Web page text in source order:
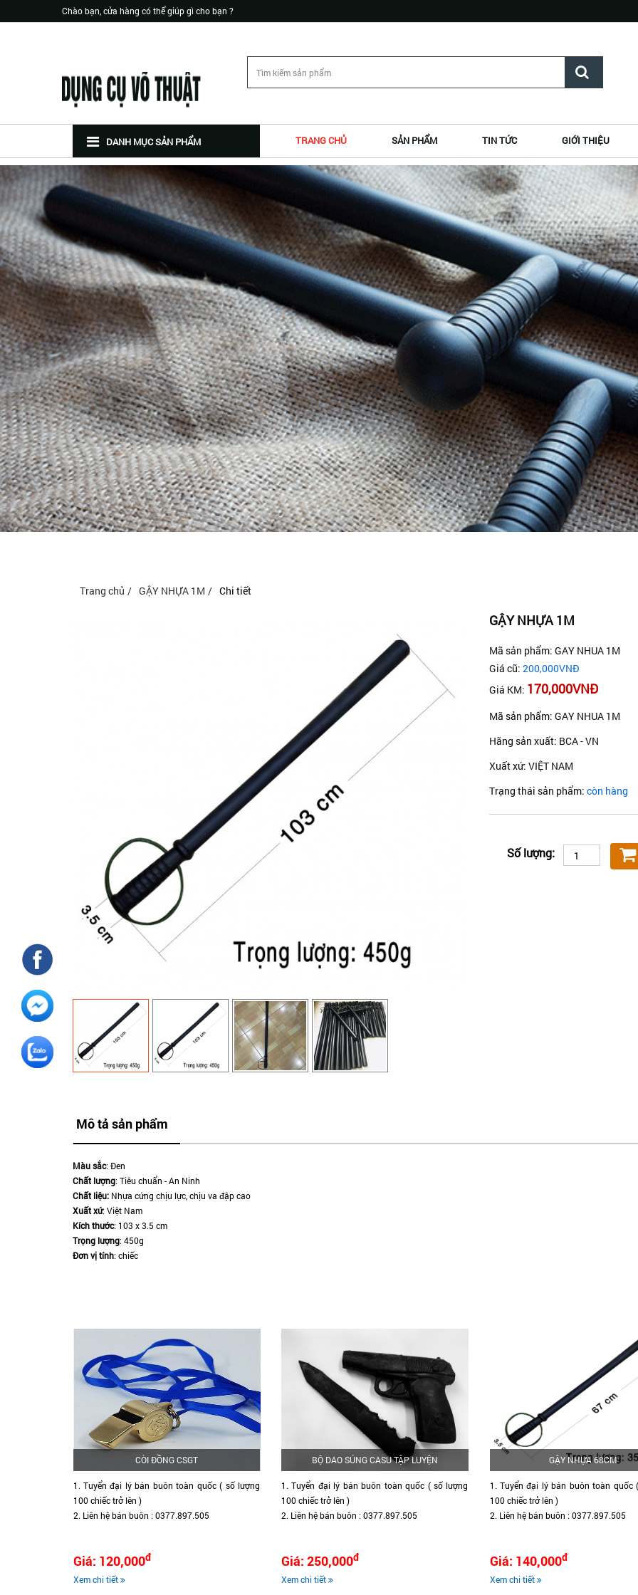
Chào bạn, cửa hàng có thể giúp gì cho bạn ?
DANH MỤC SẢN PHẨM TRANG CHỦ SẢN PHẨM TIN TỨC GIỚI THIỆU
Trang chủ GẬY NHỰA 1M Chi tiết
GẬY NHỰA 1M
Mã sản phẩm: GAY NHUA 1M
Giá cũ: 200,000VNĐ
Giá KM: 170,000VNĐ
Mã sản phẩm: GAY NHUA 1M
Hãng sản xuất: BCA - VN
Xuất xứ: VIỆT NAM
Trạng thái sản phẩm: còn hàng
Số lượng:
Mô tả sản phẩm
Màu sắc: Đen
Chất lượng: Tiêu chuẩn - An Ninh
Chất liệu: Nhựa cứng chịu lực, chịu va đập cao
Xuất xứ: Việt Nam
Kích thước: 103 x 3.5 cm
Trọng lượng: 450g
Đơn vị tính: chiếc
CÒI ĐỒNG CSGT
1. Tuyển đại lý bán buôn toàn quốc ( số lượng
100 chiếc trở lên )
2. Liên hệ bán buôn : 0377.897.505
Giá: 120,000đ
Xem chi tiết
BỘ DAO SÚNG CASU TẬP LUYỆN
1. Tuyển đại lý bán buôn toàn quốc ( số lượng
100 chiếc trở lên )
2. Liên hệ bán buôn : 0377.897.505
Giá: 250,000đ
Xem chi tiết
GẬY NHỰA 68CM
1. Tuyển đại lý bán buôn toàn quốc
100 chiếc trở lên )
2. Liên hệ bán buôn : 0377.897.505
Giá: 140,000đ
Xem chi tiết